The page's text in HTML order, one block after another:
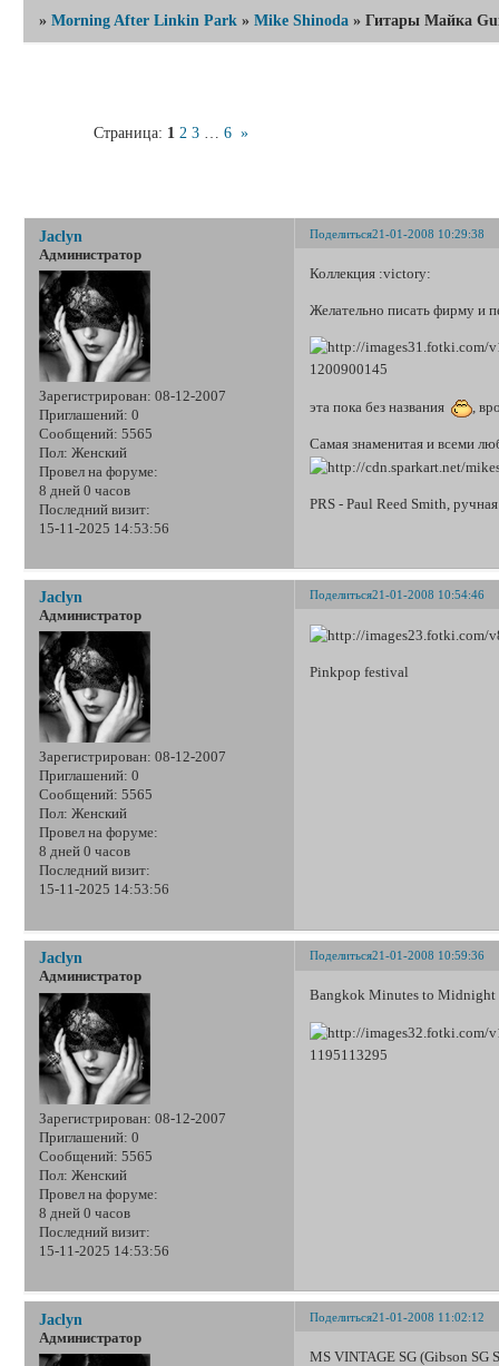
»Morning After Linkin Park »Mike Shinoda »Гитары Майка
Страница: 1 2 3 6 »
Поделиться21-01-2008 10:29:38
Jaclyn
Администратор
Зарегистрирован: 08-12-2007
Приглашений: 0
Сообщений: 5565
Пол: Женский
Провел на форуме:
8 дней 0 часов
Последний визит:
15-11-2025 14:53:56
Коллекция :victory:
Желательно писать фирму и
эта пока без названия ,
Самая знаменитая и всеми
PRS - Paul Reed Smith,
Поделиться21-01-2008 10:54:46
Jaclyn
Администратор
Зарегистрирован: 08-12-2007
Приглашений: 0
Сообщений: 5565
Пол: Женский
Провел на форуме:
8 дней 0 часов
Последний визит:
15-11-2025 14:53:56
Pinkpop festival
Поделиться21-01-2008 10:59:36
Jaclyn
Администратор
Зарегистрирован: 08-12-2007
Приглашений: 0
Сообщений: 5565
Пол: Женский
Провел на форуме:
8 дней 0 часов
Последний визит:
15-11-2025 14:53:56
Bangkok Minutes to
Поделиться21-01-2008 11:02:12
Jaclyn
Администратор
MS VINTAGE SG (Gibson SG